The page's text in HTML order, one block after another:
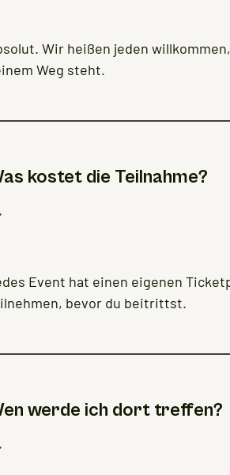
Wir heißen jeden
Weg steht.
kostet die Teilnahme?
Event hat einen eigenen
bevor du beitrittst.
werde ich dort treffen?